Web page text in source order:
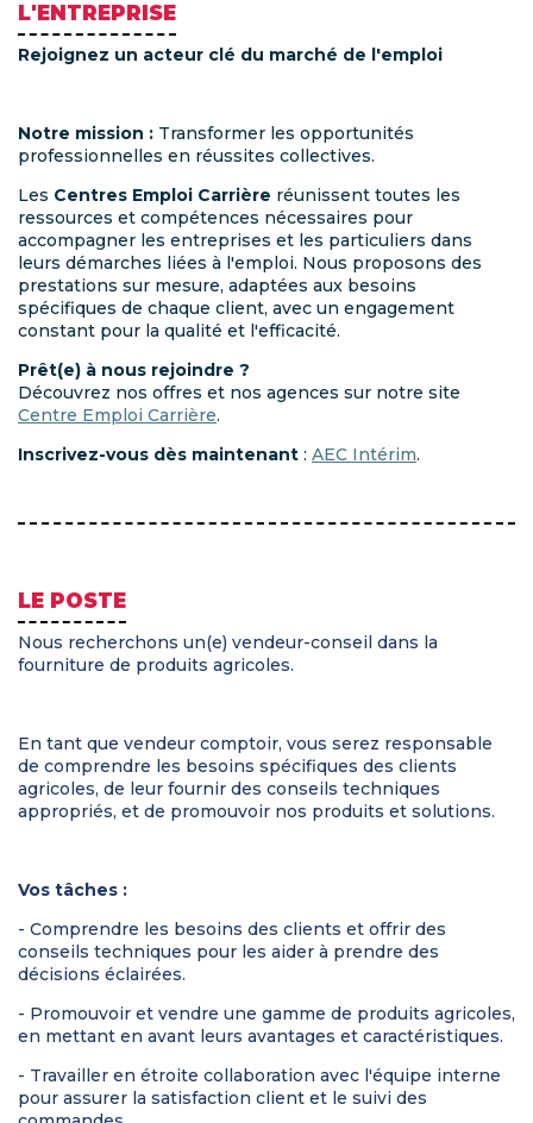
L'ENTREPRISE
Rejoignez un acteur clé du marché de l'emploi
Notre mission : Transformer les opportunités
professionnelles en réussites collectives.
Les Centres Emploi Carrière réunissent toutes les
ressources et compétences nécessaires pour
accompagner les entreprises et les particuliers dans
leurs démarches liées à l'emploi. Nous proposons des
prestations sur mesure, adaptées aux besoins
spécifiques de chaque client, avec un engagement
constant pour la qualité et l'efficacité.
Prêt(e) à nous rejoindre ?
Découvrez nos offres et nos agences sur notre site
Centre Emploi Carrière.
Inscrivez-vous dès maintenant : AEC Intérim.
LE POSTE
Nous recherchons un(e) vendeur-conseil dans la
fourniture de produits agricoles.
En tant que vendeur comptoir, vous serez responsable
de comprendre les besoins spécifiques des clients
agricoles, de leur fournir des conseils techniques
appropriés, et de promouvoir nos produits et solutions.
Vos tâches :
- Comprendre les besoins des clients et offrir des
conseils techniques pour les aider à prendre des
décisions éclairées.
- Promouvoir et vendre une gamme de produits agricoles,
en mettant en avant leurs avantages et caractéristiques.
- Travailler en étroite collaboration avec l'équipe interne
pour assurer la satisfaction client et le suivi des